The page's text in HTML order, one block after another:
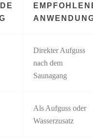
Direkter Aufguss
nach dem
Saunagang
Als Aufguss oder
Wasserzusatz